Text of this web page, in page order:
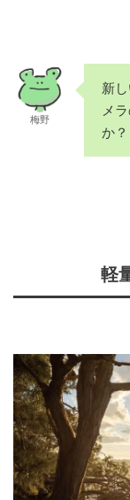
梅野
新
メ
か？
軽